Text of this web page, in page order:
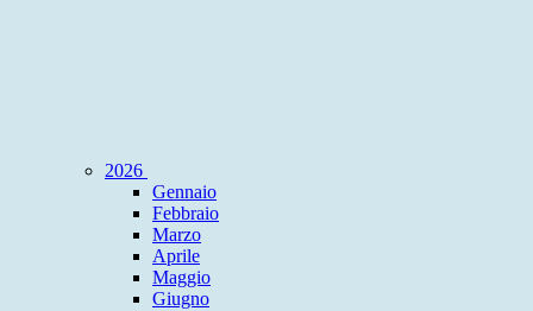
2026
Gennaio
Febbraio
Marzo
Aprile
Maggio
Giugno